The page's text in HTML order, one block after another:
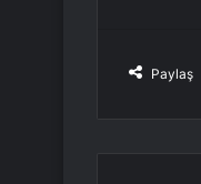
Paylaş